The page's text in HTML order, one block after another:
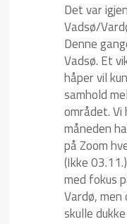
Det var
Vadsø/
Denne
Vadsø. Et
håper vil
samhold
området. Vi
måneden
på Zoom
(Ikke
med fokus
Vardø,
skulle